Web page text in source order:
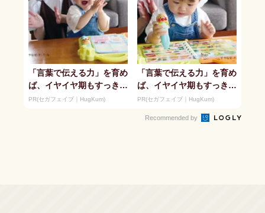
「言葉で伝える力」を育め
ば、イヤイヤ期もすっき
り！ 「アンパンマン こ
PR(セガフェイブ｜HugKum)
「言葉で伝える力」を育め
ば、イヤイヤ期もすっき
り！ 「アンパンマン こ
PR(セガフェイブ｜HugKum)
Recommended by